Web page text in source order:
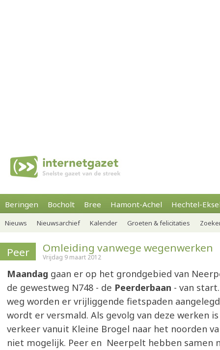
Beringen Bocholt Bree Hamont-Achel Hechtel-
Nieuws Nieuwsarchief Kalender Groeten & felicitaties
Peer Omleiding vanwege wegenwerken
Vrijdag 9 maart 2012
Maandag gaan er op het grondgebied van
de gewestweg N748 - de Peerderbaan - van
weg worden er vrijliggende fietspaden
wordt er versmald. Als gevolg van deze werken
verkeer vanuit Kleine Brogel naar het noorden
niet mogelijk. Peer en Neerpelt hebben samen